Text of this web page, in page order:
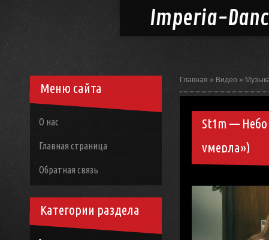
Imperia-
Главная » Видео »
St1m —
умерла»)
Меню сайта
О нас
Главная страница
Обратная связь
Категории раздела